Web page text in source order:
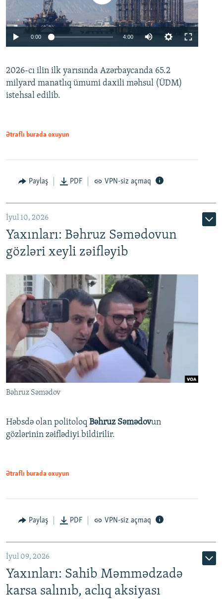
Auto 240p 360p 480p
0:00 4:00
360p
480p
2026-cı ilin ilk yarısında Azərbaycanda 65.2
milyard manatlıq ümumi daxili məhsul (ÜDM)
istehsal edilib.
Ətraflı burada oxuyun
Paylaş PDF VPN-siz açmaq
İyul 10, 2026
Yaxınları: Bəhruz Səmədovun
gözləri xeyli zəifləyib
Bəhruz Səmədov
Həbsdə olan politoloq Bəhruz Səmədovun
gözlərinin zəiflədiyi bildirilir.
Ətraflı burada oxuyun
Paylaş PDF VPN-siz açmaq
İyul 09, 2026
Yaxınları: Sahib Məmmədzadə
karsa salınıb, aclıq aksiyası